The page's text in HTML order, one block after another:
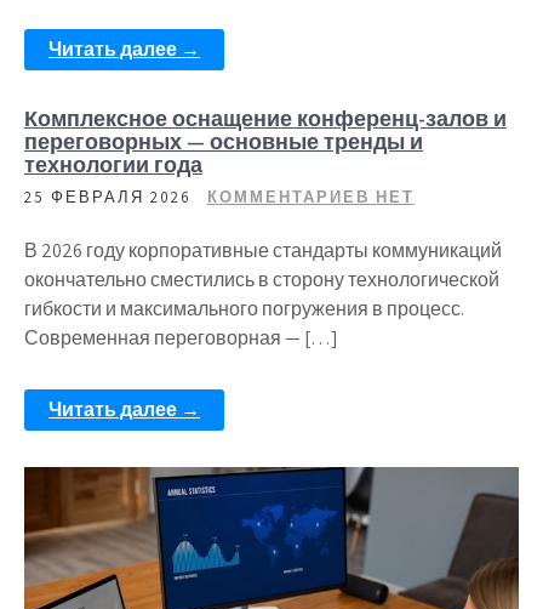
Читать далее →
Комплексное оснащение конференц-залов и
переговорных — основные тренды и
технологии года
25 ФЕВРАЛЯ 2026 КОММЕНТАРИЕВ НЕТ
В 2026 году корпоративные стандарты коммуникаций
окончательно сместились в сторону технологической
гибкости и максимального погружения в процесс.
Современная переговорная — […]
Читать далее →